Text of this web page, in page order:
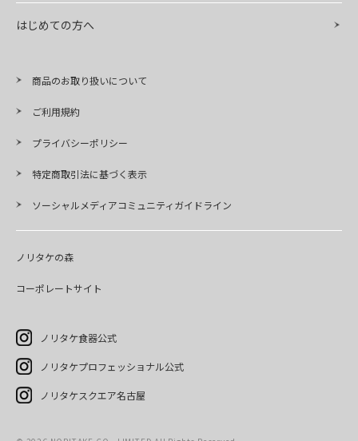
はじめての方へ
商品のお取り扱いについて
ご利用規約
プライバシーポリシー
特定商取引法に基づく表示
ソーシャルメディアコミュニティガイドライン
ノリタケの森
コーポレートサイト
ノリタケ食器公式
ノリタケプロフェッショナル公式
ノリタケスクエア名古屋